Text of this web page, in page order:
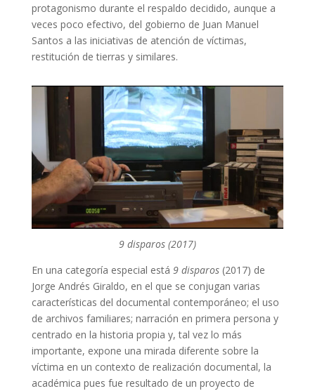
protagonismo durante el respaldo decidido, aunque a
veces poco efectivo, del gobierno de Juan Manuel
Santos a las iniciativas de atención de víctimas,
restitución de tierras y similares.
9 disparos (2017)
En una categoría especial está 9 disparos(2017) de
Jorge Andrés Giraldo, en el que se conjugan varias
características del documental contemporáneo; el uso
de archivos familiares; narración en primera persona y
centrado en la historia propia y, tal vez lo más
importante, expone una mirada diferente sobre la
víctima en un contexto de realización documental, la
académica pues fue resultado de un proyecto de